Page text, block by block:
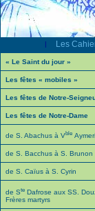
| Les
« Le Saint du jour »
Les fêtes « mobiles »
Les fêtes de Notre-
Les fêtes de Notre-Dame
de S. Abachus à Vble
de S. Bacchus à S. Brunon
de S. Caïus à S. Cyrin
de Ste Dafrose aux SS.
Frères martyrs